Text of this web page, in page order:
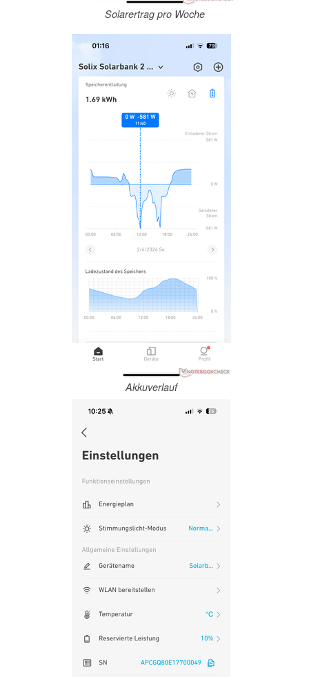
Solarertrag pro Woche
Akkuverlauf